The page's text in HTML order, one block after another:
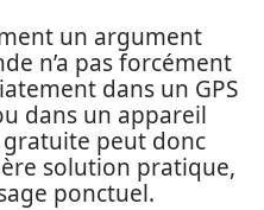
un argument
n’a pas forcément
dans un GPS
dans un appareil
peut donc
solution pratique,
ponctuel.